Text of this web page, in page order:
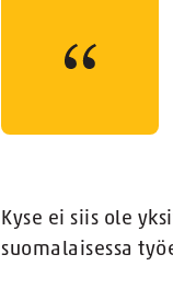
Kyse ei siis ole
suomalaisessa